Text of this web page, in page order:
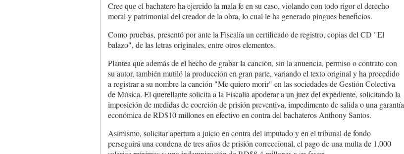
Cree que el bachatero ha ejercido la mala fe en su caso, violando con todo rigor el derecho
moral y patrimonial del creador de la obra, lo cual le ha generado pingues beneficios.
Como pruebas, presentó por ante la Fiscalía un certificado de registro, copias del CD "El
balazo", de las letras originales, entre otros elementos.
Plantea que además de el hecho de grabar la canción, sin la anuencia, permiso o contrato con
su autor, también mutiló la producción en gran parte, variando el texto original y ha procedido
a registrar a su nombre la canción "Me quiero morir" en las sociedades de Gestión Colectiva
de Música. El querellante solicita a la Fiscalía apoderar a un juez del expediente, solicitando la
imposición de medidas de coerción de prisión preventiva, impedimento de salida o una garantía
económica de RD$10 millones en efectivo en contra del bachateros Anthony Santos.
Asimismo, solicitar apertura a juicio en contra del imputado y en el tribunal de fondo
perseguirá una condena de tres años de prisión correccional, el pago de una multa de 1,000